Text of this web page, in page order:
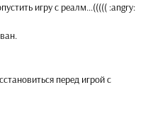
игру с реалм...((((( :angry:
перед игрой с